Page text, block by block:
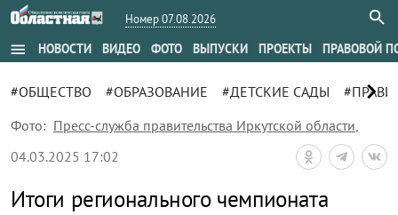
Номер 07.08.2026
menu НОВОСТИ ВИДЕО ФОТО ВЫПУСКИ ПРОЕКТЫ ПРАВОВОЙ
#ОБЩЕСТВО #ОБРАЗОВАНИЕ #ДЕТСКИЕ САДЫ chevron_right
Фото: Пресс-служба правительства Иркутской области,
04.03.2025 17:02
Итоги регионального чемпионата